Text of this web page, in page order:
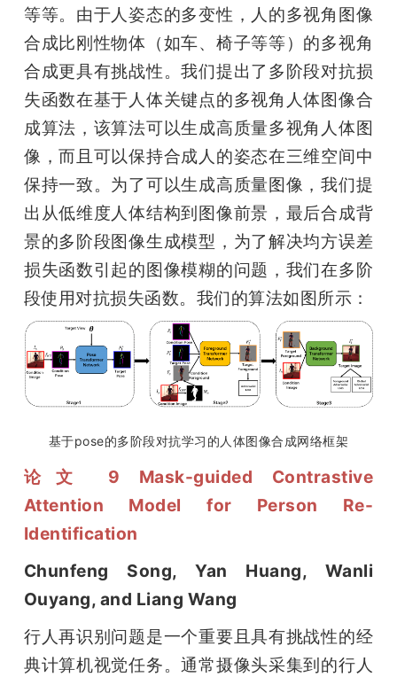
等等。由于人姿态的多变性，人的多视角图像
合成比刚性物体（如车、椅子等等）的多视角
合成更具有挑战性。我们提出了多阶段对抗损
失函数在基于人体关键点的多视角人体图像合
成算法，该算法可以生成高质量多视角人体图
像，而且可以保持合成人的姿态在三维空间中
保持一致。为了可以生成高质量图像，我们提
出从低维度人体结构到图像前景，最后合成背
景的多阶段图像生成模型，为了解决均方误差
损失函数引起的图像模糊的问题，我们在多阶
段使用对抗损失函数。我们的算法如图所示：
基于pose的多阶段对抗学习的人体图像合成网络框架
论文 9 Mask-guided Contrastive
Attention Model for Person Re-
Identification
Chunfeng Song, Yan Huang, Wanli
Ouyang, and Liang Wang
行人再识别问题是一个重要且具有挑战性的经
典计算机视觉任务。通常摄像头采集到的行人